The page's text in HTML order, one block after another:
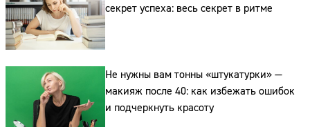
секрет успеха: весь секрет в ритме
Не нужны вам тонны «штукатурки» —
макияж после 40: как избежать ошибок
и подчеркнуть красоту